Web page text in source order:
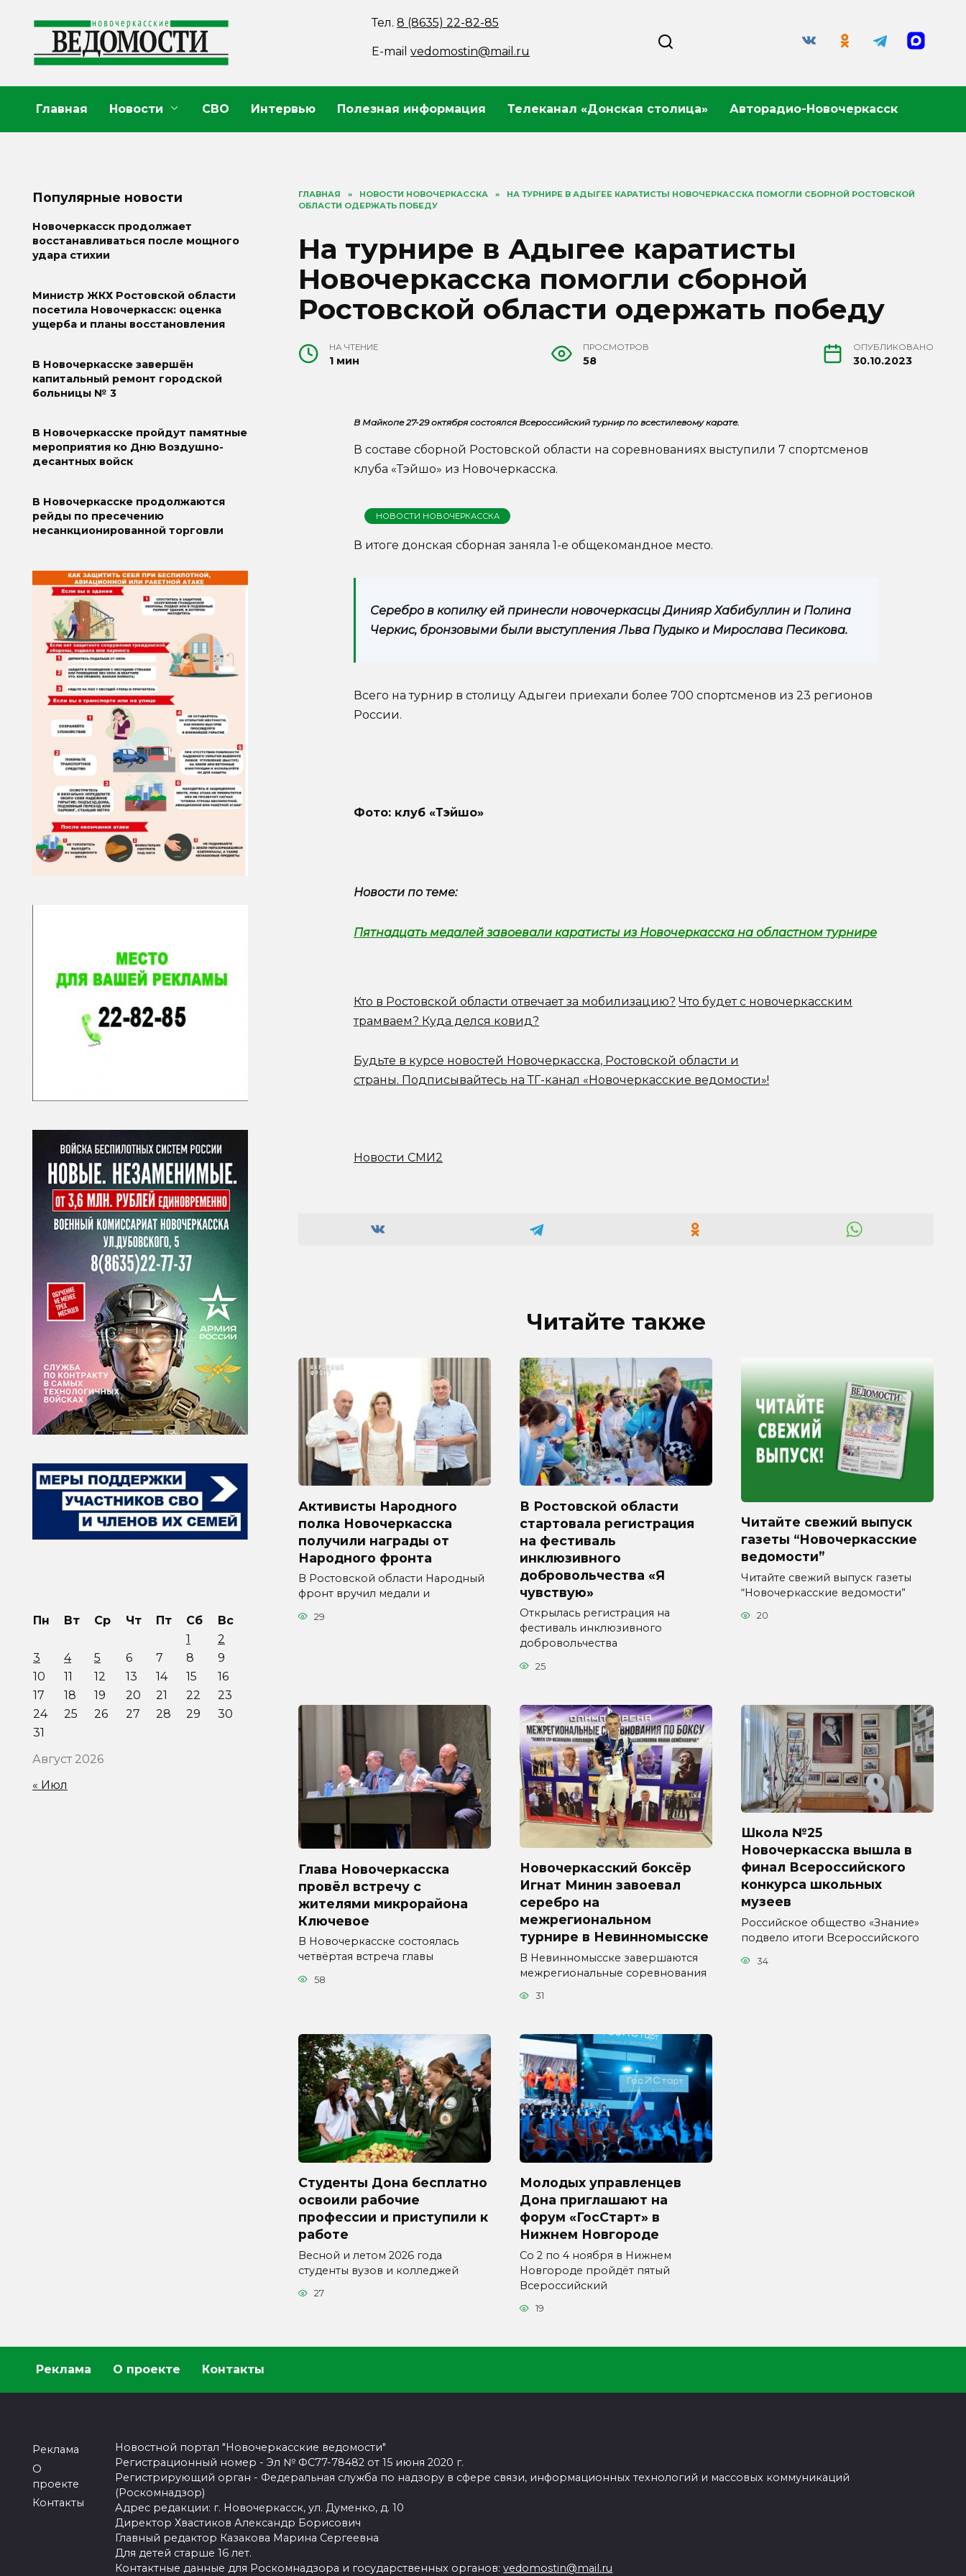
содержанию
Тел.8 (8635) 22-82-85
E-mailvedomostin@mail.ru
Главная Новости СВО Интервью Полезная информация Телеканал «Донская столица» Авторадио-Новочеркасск
ГЛАВНАЯ » НОВОСТИ НОВОЧЕРКАССКА »
НА ТУРНИРЕ В АДЫГЕЕ КАРАТИСТЫ НОВОЧЕРКАССКА ПОМОГЛИ СБОРНОЙ РОСТОВСКОЙ
ОБЛАСТИ ОДЕРЖАТЬ ПОБЕДУ
На турнире в Адыгее каратисты
Новочеркасска помогли сборной
Ростовской области одержать победу
НА ЧТЕНИЕ
1 мин
ПРОСМОТРОВ
58
ОПУБЛИКОВАНО
30.10.2023
В Майкопе 27-29 октября состоялся Всероссийский турнир по всестилевому карате.
В составе сборной Ростовской области на соревнованиях выступили 7 спортсменов
клуба «Тэйшо» из Новочеркасска.
НОВОСТИ НОВОЧЕРКАССКА
В итоге донская сборная заняла 1-е общекомандное место.
Серебро в копилку ей принесли новочеркасцы Динияр Хабибуллин и Полина
Черкис, бронзовыми были выступления Льва Пудыко и Мирослава Песикова.
Всего на турнир в столицу Адыгеи приехали более 700 спортсменов из 23 регионов
России.
Фото: клуб «Тэйшо»
Новости по теме:
Пятнадцать медалей завоевали каратисты из Новочеркасска на областном турнире
Кто в Ростовской области отвечает за мобилизацию? Что будет с новочеркасским
трамваем? Куда делся ковид?
Будьте в курсе новостей Новочеркасска, Ростовской области и
страны. Подписывайтесь на ТГ-канал «Новочеркасские ведомости»!
Новости СМИ2
Читайте также
Активисты Народного
полка Новочеркасска
получили награды от
Народного фронта
В Ростовской области Народный
фронт вручил медали и
29
В Ростовской области
стартовала регистрация
на фестиваль
инклюзивного
добровольчества «Я
чувствую»
Открылась регистрация на
фестиваль инклюзивного
добровольчества
25
Читайте свежий выпуск
газеты “Новочеркасские
ведомости”
Читайте свежий выпуск газеты
“Новочеркасские ведомости”
20
Глава Новочеркасска
провёл встречу с
жителями микрорайона
Ключевое
В Новочеркасске состоялась
четвёртая встреча главы
58
Новочеркасский боксёр
Игнат Минин завоевал
серебро на
межрегиональном
турнире в Невинномысске
В Невинномысске завершаются
межрегиональные соревнования
31
Школа №25
Новочеркасска вышла в
финал Всероссийского
конкурса школьных
музеев
Российское общество «Знание»
подвело итоги Всероссийского
34
Студенты Дона бесплатно
освоили рабочие
профессии и приступили к
работе
Весной и летом 2026 года
студенты вузов и колледжей
27
Молодых управленцев
Дона приглашают на
форум «ГосСтарт» в
Нижнем Новгороде
Со 2 по 4 ноября в Нижнем
Новгороде пройдёт пятый
Всероссийский
19
Популярные новости
Новочеркасск продолжает
восстанавливаться после мощного
удара стихии
Министр ЖКХ Ростовской области
посетила Новочеркасск: оценка
ущерба и планы восстановления
В Новочеркасске завершён
капитальный ремонт городской
больницы № 3
В Новочеркасске пройдут памятные
мероприятия ко Дню Воздушно-
десантных войск
В Новочеркасске продолжаются
рейды по пресечению
несанкционированной торговли
Август 2026
Пн Вт Ср Чт Пт Сб
Вс
1
2
3
4 5 6 7 8
9
10
11 12 13 14 15
16
17
18 19 20 21 22
23
24
25 26 27 28 29
30
31
« Июл
Реклама О проекте Контакты
Реклама
О
проекте
Контакты
Новостной портал "Новочеркасские ведомости"
Регистрационный номер - Эл № ФС77-78482 от 15 июня 2020 г.
Регистрирующий орган - Федеральная служба по надзору в сфере связи, информационных технологий и массовых коммуникаций
(Роскомнадзор)
Адрес редакции: г. Новочеркасск, ул. Думенко, д. 10
Директор Хвастиков Александр Борисович
Главный редактор Казакова Марина Сергеевна
Для детей старше 16 лет.
Контактные данные для Роскомнадзора и государственных органов:vedomostin@mail.ru